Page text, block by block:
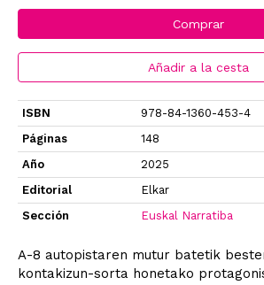
Comprar
Añadir a la cesta
ISBN
978-84-1360-453-4
Páginas
148
Año
2025
Editorial
Elkar
Sección
Euskal Narratiba
A-8 autopistaren mutur batetik
kontakizun-sorta honetako